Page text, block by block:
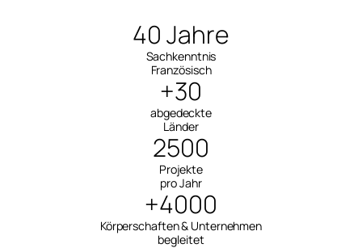
40 Jahre
Sachkenntnis
Französisch
+30
abgedeckte
Länder
2500
Projekte
pro Jahr
+4000
Körperschaften & Unternehmen
begleitet